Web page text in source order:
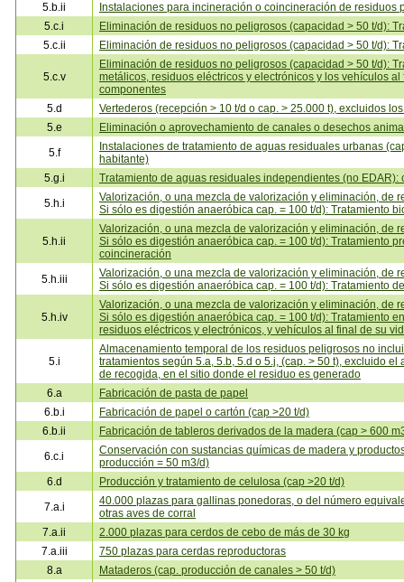
5.b.ii
Instalaciones para incineración o coincineración de residuos
5.c.i
Eliminación de residuos no peligrosos (capacidad > 50 t/d):
5.c.ii
Eliminación de residuos no peligrosos (capacidad > 50 t/d):
5.c.v
Eliminación de residuos no peligrosos (capacidad > 50 t/d):
metálicos, residuos eléctricos y electrónicos y los vehículos
componentes
5.d
Vertederos (recepción > 10 t/d o cap. > 25.000 t), excluidos
5.e
Eliminación o aprovechamiento de canales o desechos
5.f
Instalaciones de tratamiento de aguas residuales urbanas
habitante)
5.g.i
Tratamiento de aguas residuales independientes (no EDAR):
5.h.i
Valorización, o una mezcla de valorización y eliminación, de
Si sólo es digestión anaeróbica cap. = 100 t/d): Tratamiento
5.h.ii
Valorización, o una mezcla de valorización y eliminación, de
Si sólo es digestión anaeróbica cap. = 100 t/d): Tratamiento
coincineración
5.h.iii
Valorización, o una mezcla de valorización y eliminación, de
Si sólo es digestión anaeróbica cap. = 100 t/d): Tratamiento
5.h.iv
Valorización, o una mezcla de valorización y eliminación, de
Si sólo es digestión anaeróbica cap. = 100 t/d): Tratamiento
residuos eléctricos y electrónicos, y vehículos al final de su
5.i
Almacenamiento temporal de los residuos peligrosos no
tratamientos según 5.a, 5.b, 5.d o 5.j, (cap. > 50 t), excluido
de recogida, en el sitio donde el residuo es generado
6.a
Fabricación de pasta de papel
6.b.i
Fabricación de papel o cartón (cap >20 t/d)
6.b.ii
Fabricación de tableros derivados de la madera (cap > 600
6.c.i
Conservación con sustancias químicas de madera y
producción = 50 m3/d)
6.d
Producción y tratamiento de celulosa (cap >20 t/d)
7.a.i
40.000 plazas para gallinas ponedoras, o del número
otras aves de corral
7.a.ii
2.000 plazas para cerdos de cebo de más de 30 kg
7.a.iii
750 plazas para cerdas reproductoras
8.a
Mataderos (cap. producción de canales > 50 t/d)